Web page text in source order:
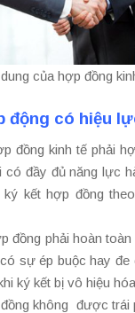
của hợp đồng
động có hiệu
đồng kinh tế phải
có đầy đủ năng lực
ký kết hợp đồng
đồng phải hoàn
sự ép buộc hay đe
ký kết bị vô hiệu
không được trái